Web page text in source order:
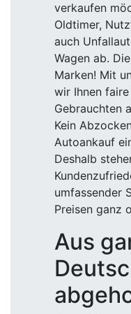
verkaufen
Oldtimer,
auch
Wagen ab.
Marken! Mit
wir Ihnen
Gebrauchten
Kein
Autoankauf
Deshalb
umfassender
Preisen ganz
Aus